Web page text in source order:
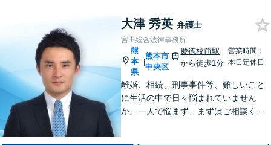
大津 秀英 弁護士
宮田総合法律事務所
熊
本
県
|
熊本市
中央区
慶徳校前駅
から徒歩1分
営業時間：
本日定休日
離婚、相続、刑事事件等、難しいこと
に生活の中で日々悩まれていません
か。一人で悩まず、まずはご相談くだ